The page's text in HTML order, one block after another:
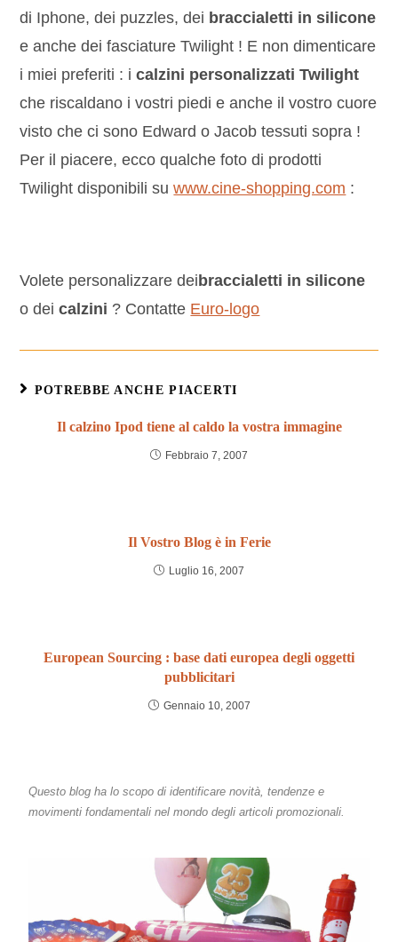
di Iphone, dei puzzles, dei braccialetti in silicone
e anche dei fasciature Twilight ! E non dimenticare
i miei preferiti : icalzini personalizzati Twilight
che riscaldano i vostri piedi e anche il vostro cuore
visto che ci sono Edward o Jacob tessuti sopra !
Per il piacere, ecco qualche foto di prodotti
Twilight disponibili suwww.cine-shopping.com :
Volete personalizzare dei braccialetti in silicone
o deicalzini ? Contatte Euro-logo
POTREBBE ANCHE PIACERTI
Il calzino Ipod tiene al caldo la vostra immagine
Febbraio 7, 2007
Il Vostro Blog è in Ferie
Luglio 16, 2007
European Sourcing : base dati europea degli oggetti
pubblicitari
Gennaio 10, 2007
Questo blog ha lo scopo di identificare novità, tendenze e
movimenti fondamentali nel mondo degli articoli promozionali.